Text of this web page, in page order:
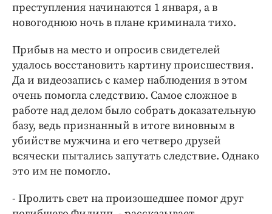
преступления начинаются 1 января, а в
новогоднюю ночь в плане криминала тихо.
Прибыв на место и опросив свидетелей
удалось восстановить картину происшествия.
Да и видеозапись с камер наблюдения в этом
очень помогла следствию. Самое сложное в
работе над делом было собрать доказательную
базу, ведь признанный в итоге виновным в
убийстве мужчина и его четверо друзей
всячески пытались запутать следствие. Однако
это им не помогло.
- Пролить свет на произошедшее помог друг